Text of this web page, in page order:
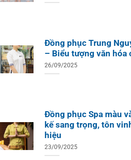
Đồng phục Trung
– Biểu tượng văn hóa
26/09/2025
Đồng phục Spa màu
kế sang trọng, tôn
hiệu
23/09/2025